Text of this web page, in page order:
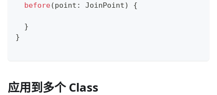
before(point : JoinPoint) {
}
}
应用到多个 Class